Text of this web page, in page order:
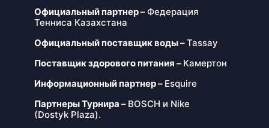
Официальный партнер – Федерация
Тенниса Казахстана
Официальный поставщик воды –Tassay
Поставщик здорового питания – Камертон
Информационный партнер – Esquire
Партнеры Турнира – BOSCH и Nike
(Dostyk Plaza).